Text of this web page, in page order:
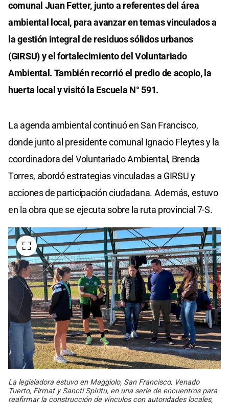
comunal Juan Fetter, junto a referentes del área
ambiental local, para avanzar en temas vinculados a
la gestión integral de residuos sólidos urbanos
(GIRSU) y el fortalecimiento del Voluntariado
Ambiental. También recorrió el predio de acopio, la
huerta local y visitó la Escuela N° 591.
La agenda ambiental continuó en San Francisco,
donde junto al presidente comunal Ignacio Fleytes y la
coordinadora del Voluntariado Ambiental, Brenda
Torres, abordó estrategias vinculadas a GIRSU y
acciones de participación ciudadana. Además, estuvo
en la obra que se ejecuta sobre la ruta provincial 7-S.
La legisladora estuvo en Maggiolo, San Francisco, Venado
Tuerto, Firmat y Sancti Spíritu, en una serie de encuentros para
reafirmar la construcción de vínculos con autoridades locales,